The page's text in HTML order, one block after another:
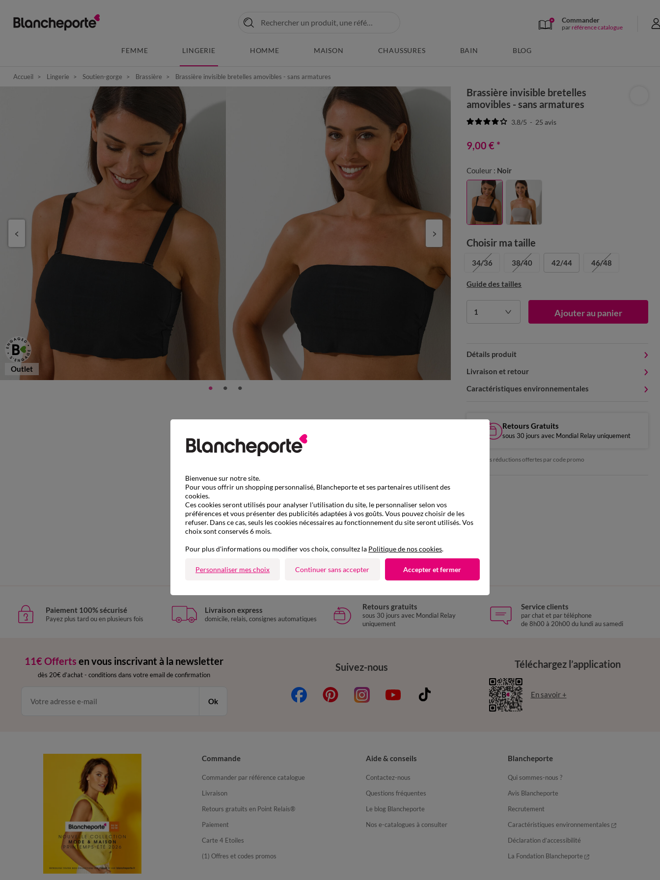
Commander
par référence catalogue
FEMME LINGERIE HOMME MAISON CHAUSSURES BAIN BLOG
Accueil Lingerie Soutien-gorge Brassière Brassière invisible bretelles amovibles - sans armatures
Outlet
Brassière invisible bretelles
amovibles - sans armatures
3.8/5 - 25avis
9,00 € *
Couleur : Noir
Choisir ma taille
34/36 38/40 42/44 46/48
Guide des tailles
1 Ajouter au panier
Détails produit
Livraison et retour
Caractéristiques environnementales
Retours Gratuits
sous 30 jours avec Mondial Relay uniquement
*exclu des réductions offertes par code promo
Brassière
Paiement 100% sécurisé
Payez plus tard ou en plusieurs fois
Livraison express
domicile, relais, consignes automatiques
Retours gratuits
sous 30 jours avec Mondial Relay
uniquement
Service clients
par chat et par téléphone
de 8h00 à 20h00 du lundi au samedi
11€ Offerts en vous inscrivant à la newsletter
dès 20€ d’achat - conditions dans votre email de confirmation
Ok
Suivez-nous Téléchargez l’application
En savoir +
Commande
Commander par référence catalogue
Livraison
Retours gratuits en Point Relais®
Paiement
Carte 4 Etoiles
(1) Offres et codes promos
Aide & conseils
Contactez-nous
Questions fréquentes
Le blog Blancheporte
Nos e-catalogues à consulter
Blancheporte
Qui sommes-nous ?
Avis Blancheporte
Recrutement
Caractéristiques environnementales
Déclaration d’accessibilité
La Fondation Blancheporte
Bienvenue sur notre site.
Pour vous offrir un shopping personnalisé, Blancheporte et ses partenaires utilisent des
cookies.
Ces cookies seront utilisés pour analyser l'utilisation du site, le personnaliser selon vos
préférences et vous présenter des publicités adaptées à vos goûts. Vous pouvez choisir de les
refuser. Dans ce cas, seuls les cookies nécessaires au fonctionnement du site seront utilisés. Vos
choix sont conservés 6 mois.
Pour plus d'informations ou modifier vos choix, consultez la Politique de nos cookies.
Personnaliser mes choix Continuer sans accepter Accepter et fermer